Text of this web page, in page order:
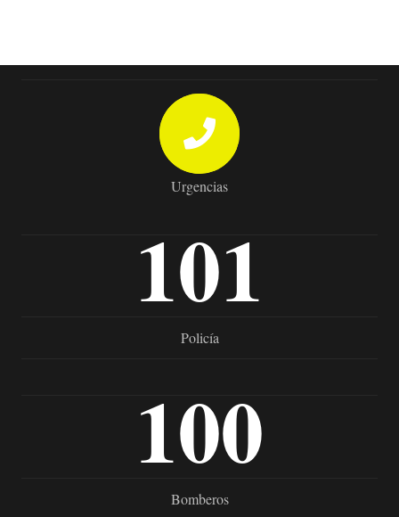
Urgencias
101
Policía
100
Bomberos